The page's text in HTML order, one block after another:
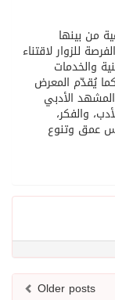
من بينها
للزوار لاقتناء
والخدمات
كما يُقدّم المعرض
المشهد الأدبي
والفكر،
عمق وتنوع
Older posts